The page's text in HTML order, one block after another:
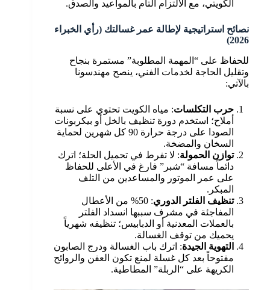
الكويتي، مع الالتزام التام بالمواعيد والصدق.
نصائح استراتيجية لإطالة عمر غسالتك (رأي الخبراء
2026)
للحفاظ على “المهمة المطلوبة” مستمرة بنجاح
وتقليل الحاجة لخدمات الفني، ينصح مهندسونا
بالآتي:
حرب التكلسات: مياه الكويت تحتوي على نسبة
أملاح؛ استخدم دورة تنظيف بالخل أو بيكربونات
الصودا على درجة حرارة 90 كل شهرين لحماية
السخان والمضخة.
توازن الحمولة: لا تفرط في تحميل الحلة؛ اترك
دائماً مسافة “شبر” فارغ في الأعلى للحفاظ
على عمر الموتور والمساعدين من التلف
المبكر.
تنظيف الفلتر الدوري
: 50% من الأعطال
المفاجئة في مشرف سببها انسداد الفلتر
بالعملات المعدنية أو الدبابيس؛ تنظيفه شهرياً
يحميك من توقف الغسالة.
التهوية الجيدة: اترك باب الغسالة ودرج الصابون
مفتوحاً بعد كل غسلة لمنع تكون العفن والروائح
الكريهة على “الربلة” المطاطية.